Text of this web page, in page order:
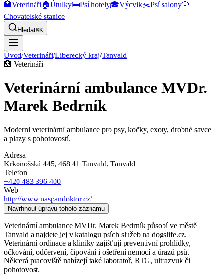
🏥Veterináři🏠Útulky🛏️Psí hotely🎓Výcvik✂️Psí salony🐶
Chovatelské stanice
Hledat⌘K
Úvod/Veterináři/Liberecký kraj/Tanvald
🏥 Veterináři
Veterinární ambulance MVDr.
Marek Bedrník
Moderní veterinární ambulance pro psy, kočky, exoty, drobné savce
a plazy s pohotovostí.
Adresa
Krkonošská 445, 468 41 Tanvald, Tanvald
Telefon
+420 483 396 400
Web
http://www.naspandoktor.cz/
Navrhnout úpravu tohoto záznamu
Veterinární ambulance MVDr. Marek Bedrník působí ve městě
Tanvald a najdete jej v katalogu psích služeb na dogslife.cz.
Veterinární ordinace a kliniky zajišťují preventivní prohlídky,
očkování, odčervení, čipování i ošetření nemocí a úrazů psů.
Některá pracoviště nabízejí také laboratoř, RTG, ultrazvuk či
pohotovost.